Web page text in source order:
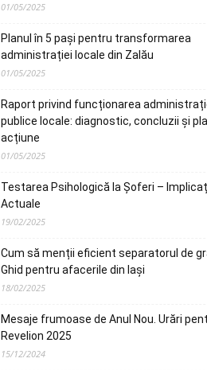
01/05/2025
Planul în 5 pași pentru transformarea
administrației locale din Zalău
01/05/2025
Raport privind funcționarea
publice locale: diagnostic, concluzii și
acțiune
01/05/2025
Testarea Psihologică la Șoferi –
Actuale
19/02/2025
Cum să menții eficient separatorul de
Ghid pentru afacerile din Iași
18/02/2025
Mesaje frumoase de Anul Nou. Urări
Revelion 2025
15/12/2024